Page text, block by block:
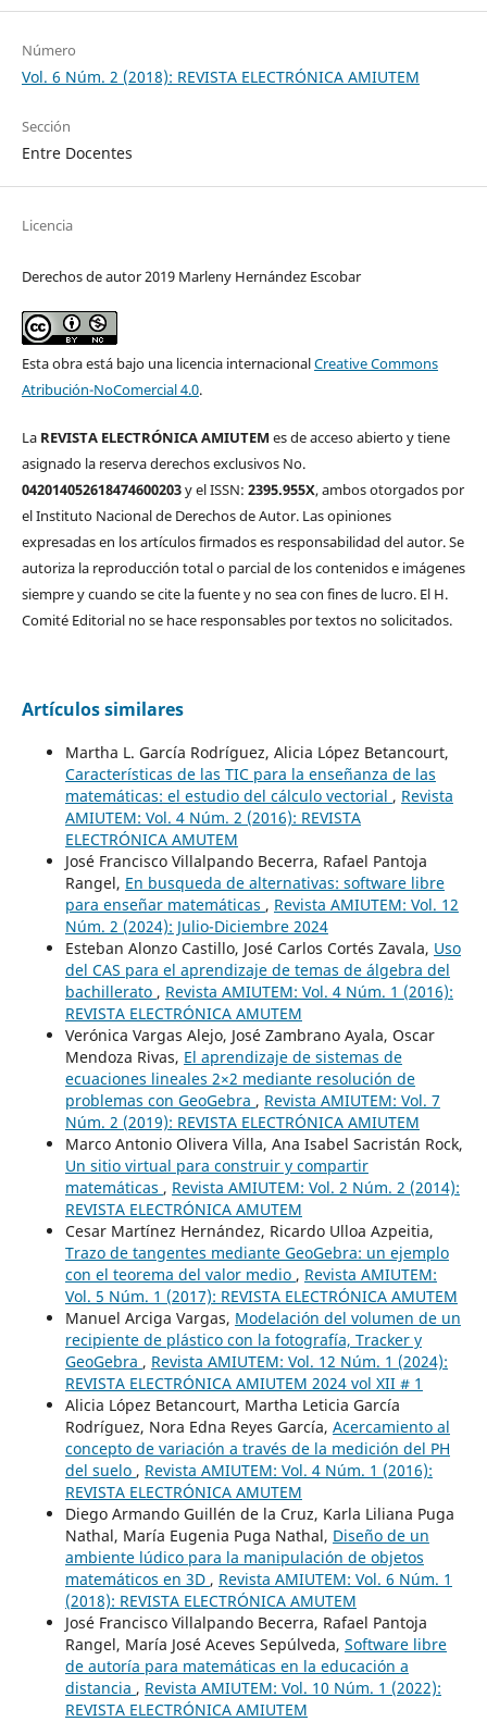
Número
Vol. 6 Núm. 2 (2018): REVISTA ELECTRÓNICA AMIUTEM
Sección
Entre Docentes
Licencia
Derechos de autor 2019 Marleny Hernández Escobar
Esta obra está bajo una licencia internacionalCreative Commons
Atribución-NoComercial 4.0.
La REVISTA ELECTRÓNICA AMIUTEM es de acceso abierto y tiene
asignado la reserva derechos exclusivos No.
042014052618474600203y el ISSN: 2395.955X, ambos otorgados por
el Instituto Nacional de Derechos de Autor. Las opiniones
expresadas en los artículos firmados es responsabilidad del autor. Se
autoriza la reproducción total o parcial de los contenidos e imágenes
siempre y cuando se cite la fuente y no sea con fines de lucro. El H.
Comité Editorial no se hace responsables por textos no solicitados.
Artículos similares
Martha L. García Rodríguez, Alicia López Betancourt,
Características de las TIC para la enseñanza de las
matemáticas: el estudio del cálculo vectorial , Revista
AMIUTEM: Vol. 4 Núm. 2 (2016): REVISTA
ELECTRÓNICA AMUTEM
José Francisco Villalpando Becerra, Rafael Pantoja
Rangel, En busqueda de alternativas: software libre
para enseñar matemáticas , Revista AMIUTEM: Vol. 12
Núm. 2 (2024): Julio-Diciembre 2024
Esteban Alonzo Castillo, José Carlos Cortés Zavala, Uso
del CAS para el aprendizaje de temas de álgebra del
bachillerato , Revista AMIUTEM: Vol. 4 Núm. 1 (2016):
REVISTA ELECTRÓNICA AMUTEM
Verónica Vargas Alejo, José Zambrano Ayala, Oscar
Mendoza Rivas, El aprendizaje de sistemas de
ecuaciones lineales 2×2 mediante resolución de
problemas con GeoGebra , Revista AMIUTEM: Vol. 7
Núm. 2 (2019): REVISTA ELECTRÓNICA AMIUTEM
Marco Antonio Olivera Villa, Ana Isabel Sacristán Rock,
Un sitio virtual para construir y compartir
matemáticas , Revista AMIUTEM: Vol. 2 Núm. 2 (2014):
REVISTA ELECTRÓNICA AMUTEM
Cesar Martínez Hernández, Ricardo Ulloa Azpeitia,
Trazo de tangentes mediante GeoGebra: un ejemplo
con el teorema del valor medio , Revista AMIUTEM:
Vol. 5 Núm. 1 (2017): REVISTA ELECTRÓNICA AMUTEM
Manuel Arciga Vargas, Modelación del volumen de un
recipiente de plástico con la fotografía, Tracker y
GeoGebra , Revista AMIUTEM: Vol. 12 Núm. 1 (2024):
REVISTA ELECTRÓNICA AMIUTEM 2024 vol XII # 1
Alicia López Betancourt, Martha Leticia García
Rodríguez, Nora Edna Reyes García, Acercamiento al
concepto de variación a través de la medición del PH
del suelo , Revista AMIUTEM: Vol. 4 Núm. 1 (2016):
REVISTA ELECTRÓNICA AMUTEM
Diego Armando Guillén de la Cruz, Karla Liliana Puga
Nathal, María Eugenia Puga Nathal, Diseño de un
ambiente lúdico para la manipulación de objetos
matemáticos en 3D , Revista AMIUTEM: Vol. 6 Núm. 1
(2018): REVISTA ELECTRÓNICA AMUTEM
José Francisco Villalpando Becerra, Rafael Pantoja
Rangel, María José Aceves Sepúlveda, Software libre
de autoría para matemáticas en la educación a
distancia , Revista AMIUTEM: Vol. 10 Núm. 1 (2022):
REVISTA ELECTRÓNICA AMIUTEM